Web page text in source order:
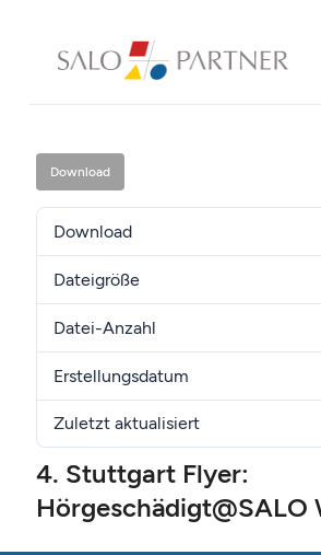
Download
Download
Dateigröße
Datei-Anzahl
Erstellungsdatum
Zuletzt aktualisiert
4. Stuttgart Flyer:
Hörgeschädigt@SALO